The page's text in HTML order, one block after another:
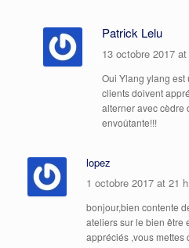
Patrick Lelu
13 octobre 2017
Oui Ylang ylang
clients doivent
alterner avec cèdre
envoûtante!!!
lopez
1 octobre 2017 at 21
bonjour,bien contente
ateliers sur le bien être
appréciés ,vous